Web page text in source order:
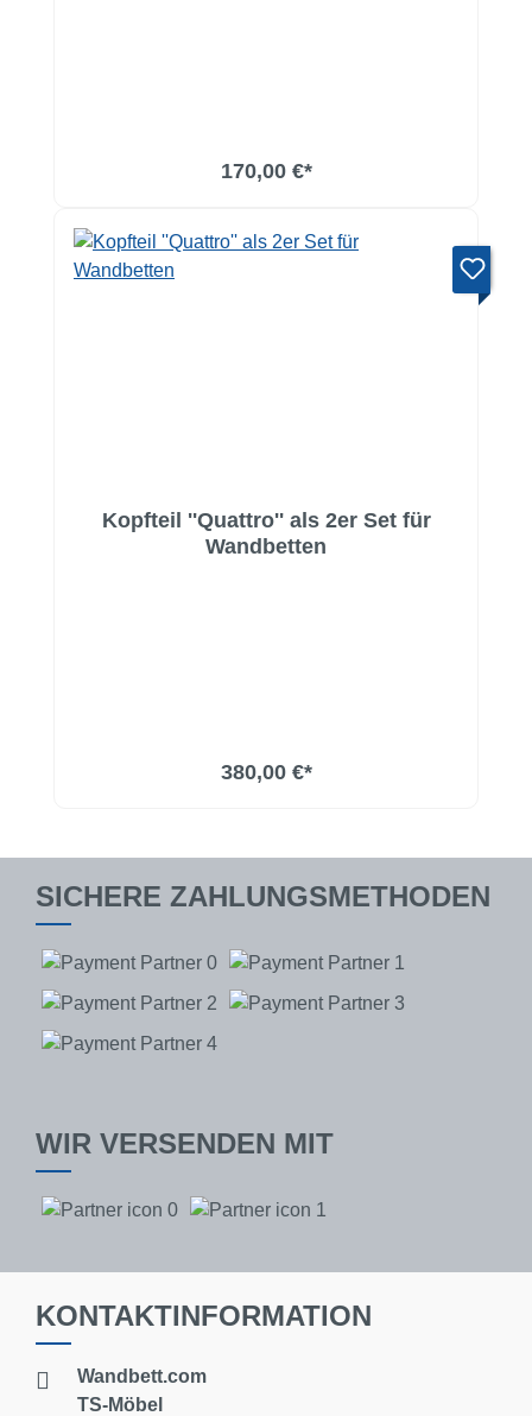
170,00 €*
Kopfteil ''Quattro'' als 2er Set für
Wandbetten
380,00 €*
SICHERE ZAHLUNGSMETHODEN
WIR VERSENDEN MIT
KONTAKTINFORMATION
Wandbett.com
TS-Möbel